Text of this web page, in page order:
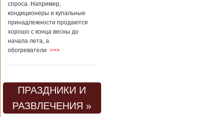
спроса. Например,
кондиционеры и купальные
принадлежности продаются
хорошо с конца весны до
начала лета, а
обогреватели >>>
ПРАЗДНИКИ И
РАЗВЛЕЧЕНИЯ »